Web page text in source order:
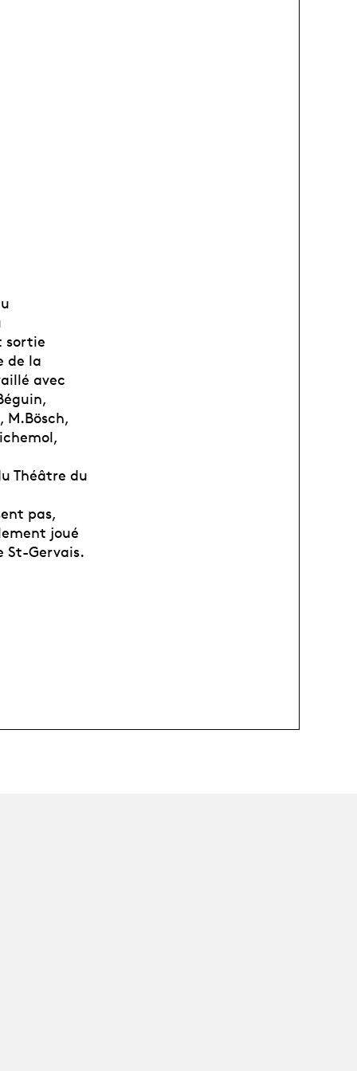
sortie
de la
avec
M.Bösch,
Théâtre du
pas,
joué
St-Gervais.